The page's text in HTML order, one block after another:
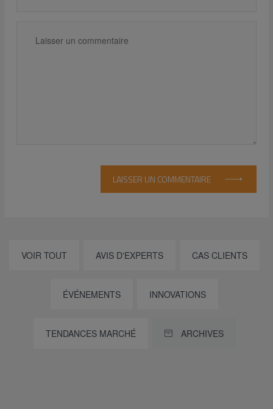
LAISSER UN COMMENTAIRE
VOIR TOUT AVIS D'EXPERTS CAS CLIENTS
ÉVÉNEMENTS INNOVATIONS
TENDANCES MARCHÉ ARCHIVES